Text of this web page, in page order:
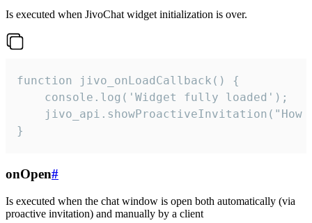
Is executed when JivoChat widget initialization is over.
function jivo_onLoadCallback() {
    console.log('Widget fully loaded');
jivo_api.showProactiveInvitation("How
}
onOpen#
Is executed when the chat window is open both automatically (via
proactive invitation) and manually by a client